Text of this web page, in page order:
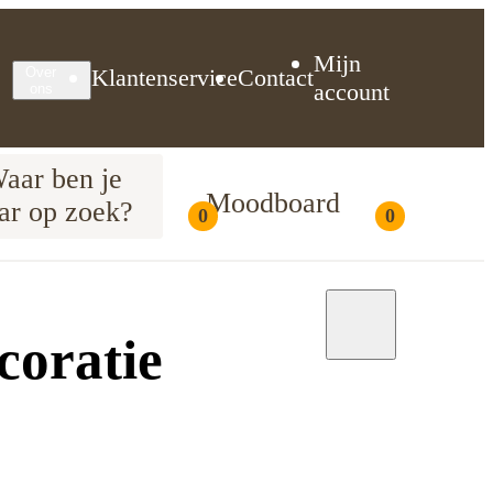
KlantenserviceContact
Mijn
account
0Moodboard 0
ben je
op zoek?